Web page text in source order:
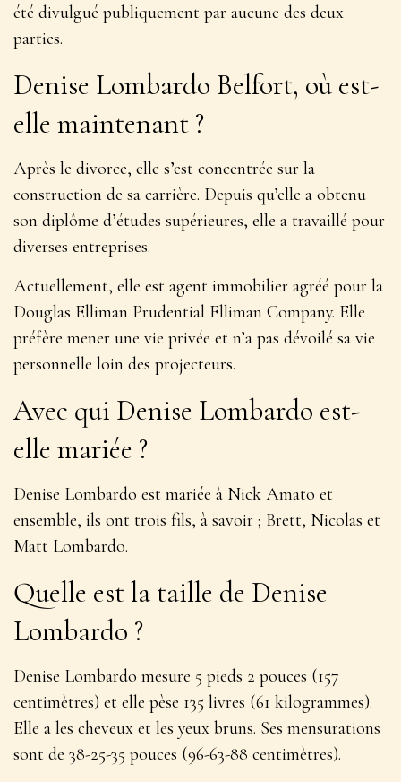
été divulgué publiquement par aucune des deux
parties.
Denise Lombardo Belfort, où est-
elle maintenant ?
Après le divorce, elle s’est concentrée sur la
construction de sa carrière. Depuis qu’elle a obtenu
son diplôme d’études supérieures, elle a travaillé pour
diverses entreprises.
Actuellement, elle est agent immobilier agréé pour la
Douglas Elliman Prudential Elliman Company. Elle
préfère mener une vie privée et n’a pas dévoilé sa vie
personnelle loin des projecteurs.
Avec qui Denise Lombardo est-
elle mariée ?
Denise Lombardo est mariée à Nick Amato et
ensemble, ils ont trois fils, à savoir ; Brett, Nicolas et
Matt Lombardo.
Quelle est la taille de Denise
Lombardo ?
Denise Lombardo mesure 5 pieds 2 pouces (157
centimètres) et elle pèse 135 livres (61 kilogrammes).
Elle a les cheveux et les yeux bruns. Ses mensurations
sont de 38-25-35 pouces (96-63-88 centimètres).